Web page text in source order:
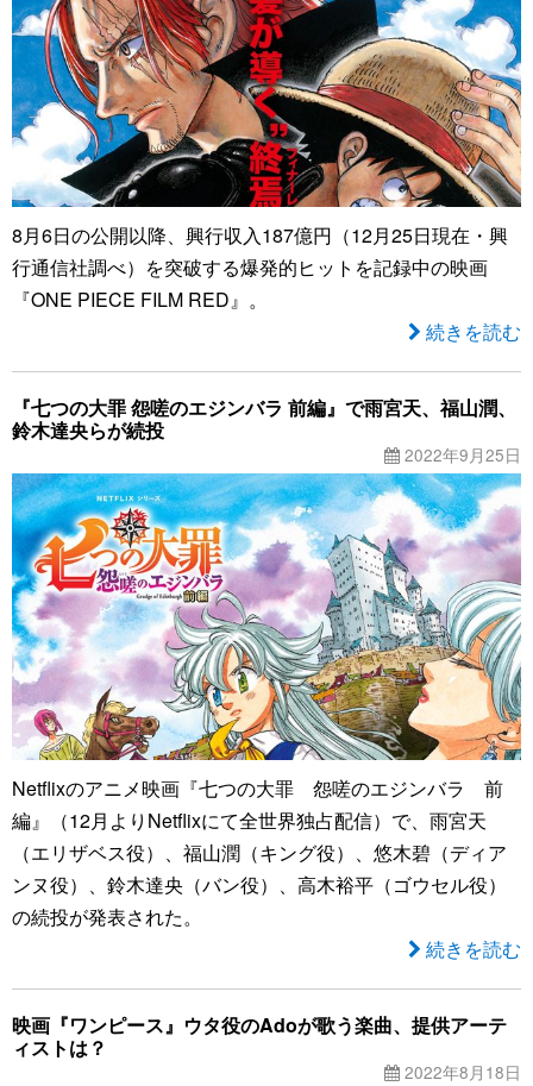
8月6日の公開以降、興行収入187億円（12月25日現在・興
行通信社調べ）を突破する爆発的ヒットを記録中の映画
『ONE PIECE FILM RED』。
続きを読む
『七つの大罪 怨嗟のエジンバラ 前編』で雨宮天、福山潤、
鈴木達央らが続投
2022年9月25日
Netflixのアニメ映画『七つの大罪 怨嗟のエジンバラ 前
編』（12月よりNetflixにて全世界独占配信）で、雨宮天
（エリザベス役）、福山潤（キング役）、悠木碧（ディア
ンヌ役）、鈴木達央（バン役）、高木裕平（ゴウセル役）
の続投が発表された。
続きを読む
映画『ワンピース』ウタ役のAdoが歌う楽曲、提供アーテ
ィストは？
2022年8月18日